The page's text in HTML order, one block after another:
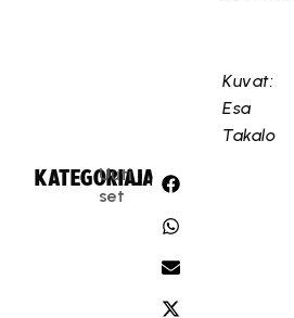
Kuvat:
Esa
Takalo
KATEGORIA:
Uuti
set
JAA: